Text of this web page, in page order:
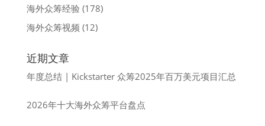
海外众筹经验 (178)
海外众筹视频 (12)
近期文章
年度总结 | Kickstarter 众筹2025年百万美元项目汇总
2026年十大海外众筹平台盘点